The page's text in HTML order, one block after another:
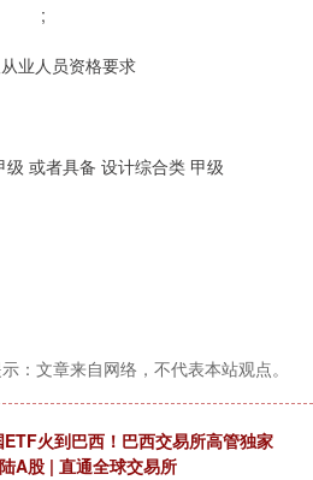
;
业人员资格要求
或者具备 设计综合类 甲级
：文章来自网络，不代表本站观点。
火到巴西！巴西交易所高管独家
A股 | 直通全球交易所